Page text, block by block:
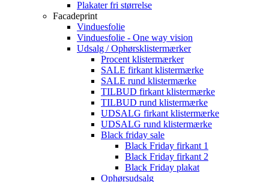
Plakater fri størrelse
Facadeprint
Vinduesfolie
Vinduesfolie - One way vision
Udsalg / Ophørsklistermærker
Procent klistermærker
SALE firkant klistermærke
SALE rund klistermærke
TILBUD firkant klistermærke
TILBUD rund klistermærke
UDSALG firkant klistermærke
UDSALG rund klistermærke
Black friday sale
Black Friday firkant 1
Black Friday firkant 2
Black Friday plakat
Ophørsudsalg